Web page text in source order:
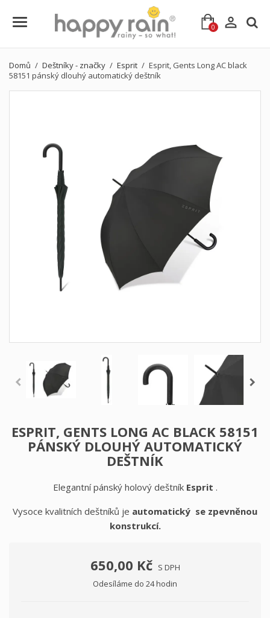
0 
Domů Deštníky - značky Esprit
Esprit, Gents Long AC black
58151 pánský dlouhý automatický deštník
ESPRIT, GENTS LONG AC BLACK 58151
PÁNSKÝ DLOUHÝ AUTOMATICKÝ
DEŠTNÍK
Elegantní pánský holový deštník Esprit .
Vysoce kvalitních deštníků je automatický se zpevněnou
konstrukcí.
650,00 Kč S DPH
Odesíláme do 24 hodin